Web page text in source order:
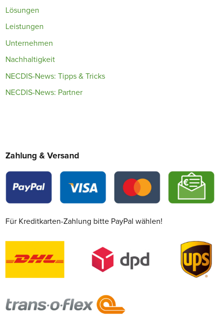
Lösungen
Leistungen
Unternehmen
Nachhaltigkeit
NECDIS-News: Tipps & Tricks
NECDIS-News: Partner
Zahlung & Versand
Für Kreditkarten-Zahlung bitte PayPal wählen!